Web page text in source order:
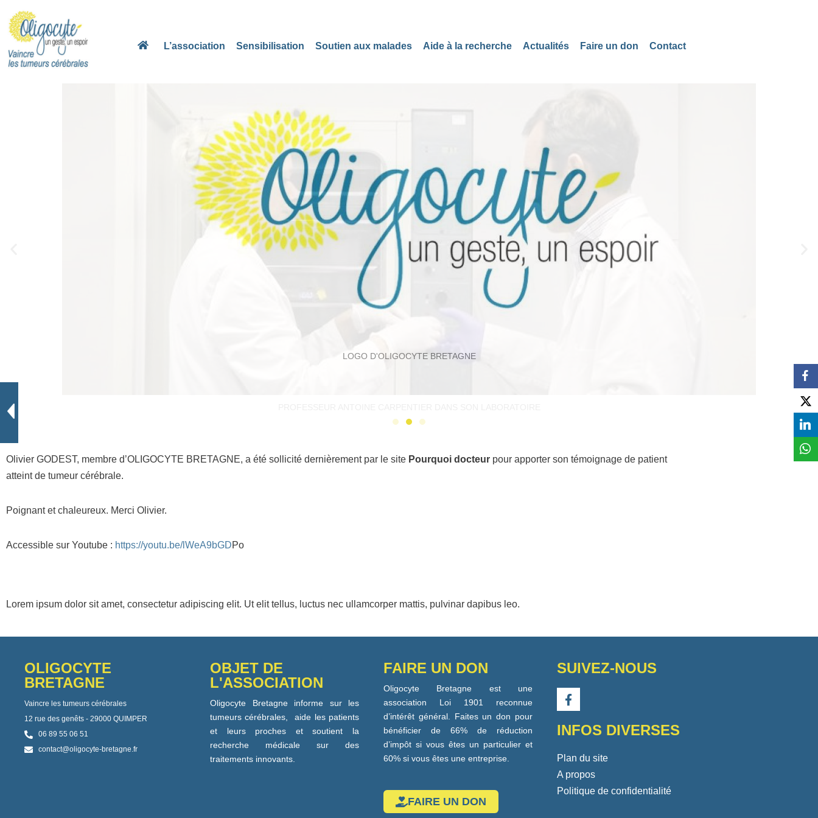
Aller
au
contenu
L’association Sensibilisation Soutien aux malades Aide à la recherche Actualités Faire un don Contact
LOGO D'OLIGOCYTE BRETAGNE
Olivier GODEST, membre d’OLIGOCYTE BRETAGNE, a été sollicité dernièrement par le site Pourquoi docteur pour apporter son témoignage de patient
atteint de tumeur cérébrale.
Poignant et chaleureux. Merci Olivier.
Accessible sur Youtube : https://youtu.be/lWeA9bGDPo
Lorem ipsum dolor sit amet, consectetur adipiscing elit. Ut elit tellus, luctus nec ullamcorper mattis, pulvinar dapibus leo.
OLIGOCYTE
BRETAGNE
Vaincre les tumeurs cérébrales
12 rue des genêts - 29000 QUIMPER
06 89 55 06 51
contact@oligocyte-bretagne.fr
OBJET DE
L'ASSOCIATION
Oligocyte Bretagne informe sur les
tumeurs cérébrales, aide les patients
et leurs proches et soutient la
recherche médicale sur des
traitements innovants.
FAIRE UN DON
Oligocyte Bretagne est une
association Loi 1901 reconnue
d’intérêt général. Faites un don pour
bénéficier de 66% de réduction
d’impôt si vous êtes un particulier et
60% si vous êtes une entreprise.
FAIRE UN DON
SUIVEZ-NOUS
INFOS DIVERSES
Plan du site
A propos
Politique de confidentialité